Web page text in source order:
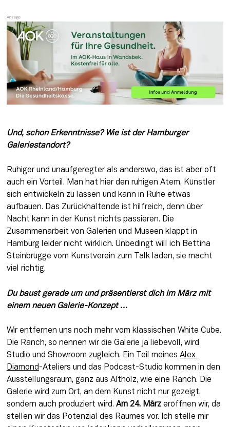
Und, schon Erkenntnisse? Wie ist der Hamburger
Galeriestandort?
Ruhiger und unaufgeregter als anderswo, das ist aber oft
auch ein Vorteil. Man hat hier den ruhigen Atem, Künstler
sich entwickeln zu lassen und kann in Ruhe etwas
aufbauen. Das Zurückhaltende ist hilfreich, denn über
Nacht kann in der Kunst nichts passieren. Die
Zusammenarbeit von Galerien und Museen klappt in
Hamburg leider nicht wirklich. Unbedingt will ich Bettina
Steinbrügge vom Kunstverein zum Talk laden, sie macht
viel richtig.
Du baust gerade um und präsentierst dich im März mit
einem neuen Galerie-Konzept …
Wir entfernen uns noch mehr vom klassischen White Cube.
Die Ranch, so nennen wir die Galerie ja liebevoll, wird
Studio und Showroom zugleich. Ein Teil meines Alex
Diamond -Ateliers und das Podcast-Studio kommen in den
Ausstellungsraum, ganz aus Altholz, wie eine Ranch. Die
Galerie wird zum Ort, an dem Kunst nicht nur gezeigt,
sondern auch produziert wird. Am 24. März eröffnen wir, da
stellen wir das Potenzial des Raumes vor. Ich stelle mir